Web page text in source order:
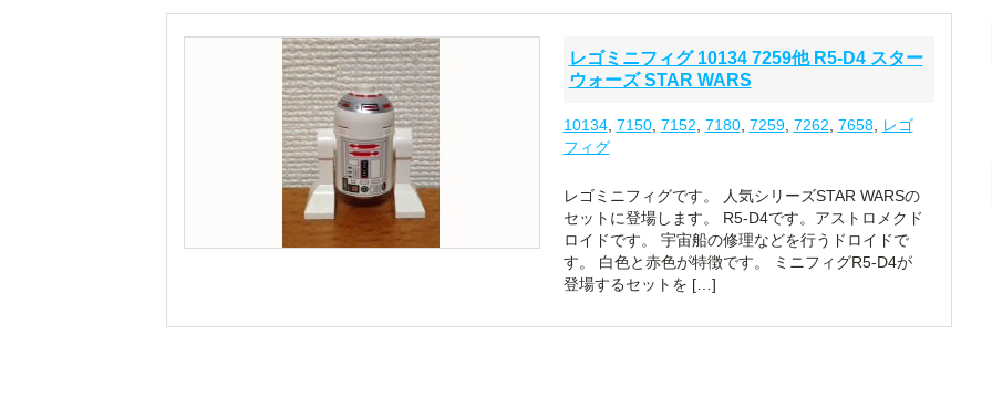
レゴミニフィグ 10134 7259他 R5-D4 スター
ウォーズ STAR WARS
10134, 7150, 7152 7180, 7259, 7262 7658,
レゴ
フィグ
レゴミニフィグです。 人気シリーズSTAR WARSの
セットに登場します。 R5-D4です。アストロメクド
ロイドです。 宇宙船の修理などを行うドロイドで
す。 白色と赤色が特徴です。 ミニフィグR5-D4が
登場するセットを […]